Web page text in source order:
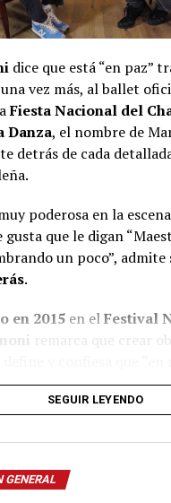
dice que está “en paz”
vez más, al ballet
Fiesta Nacional del
Danza, el nombre de
detrás de cada
poderosa en la
gusta que le digan
un poco”,
.
en 2015en elFestival
remarca que crear
las mejores obras”.
Ballet Folklórico
Norma Viola
un buen bailarín”
SEGUIR LEYENDO
GENERAL